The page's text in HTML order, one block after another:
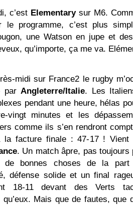
c’est Elementarysur M6.
le programme, c’est plus
une Watson en jupe et
qu’importe, ça me va.
midi sur France2 le rugby
parAngleterre/Italie. Les
pendant une heure, hélas
vingt minutes et les
comme ils s’en rendront
la facture finale : 47-17 ! Vient
. Un match âpre, pas toujours
de bonnes choses de la
défense solide et un final
18-11 devant des Verts
qu’eux. Mais que de fautes, que